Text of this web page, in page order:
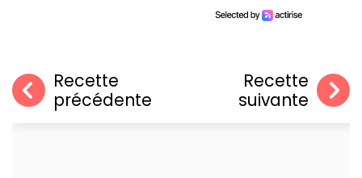
Recette
précédente
Recette
suivante